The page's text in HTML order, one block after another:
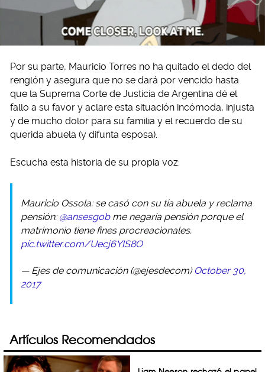
Por su parte, Mauricio Torres no ha quitado el dedo del
renglón y asegura que no se dará por vencido hasta
que la Suprema Corte de Justicia de Argentina dé el
fallo a su favor y aclare esta situación incómoda, injusta
y de mucho dolor para su familia y el recuerdo de su
querida abuela (y difunta esposa).
Escucha esta historia de su propia voz:
Mauricio Ossola: se casó con su tía abuela y reclama
pensión: @ansesgobme negaría pensión porque el
matrimonio tiene fines procreacionales.
pic.twitter.com/Uecj6YIS8O
— Ejes de comunicación (@ejesdecom) October 30,
2017
Artículos Recomendados